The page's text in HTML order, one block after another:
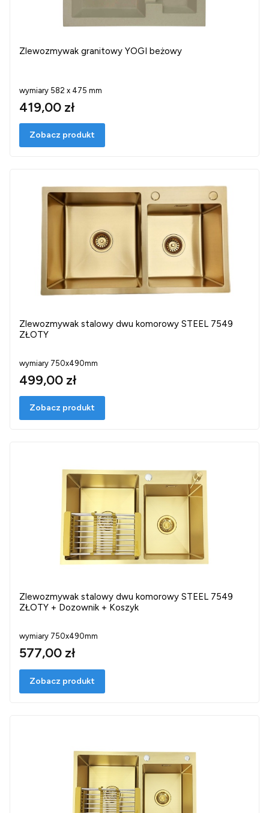
Zlewozmywak granitowy YOGI beżowy
wymiary 582 x 475 mm
419,00 zł
Zobacz produkt
Zlewozmywak stalowy dwu komorowy STEEL 7549
ZŁOTY
wymiary 750x490mm
499,00 zł
Zobacz produkt
Zlewozmywak stalowy dwu komorowy STEEL 7549
ZŁOTY + Dozownik + Koszyk
wymiary 750x490mm
577,00 zł
Zobacz produkt